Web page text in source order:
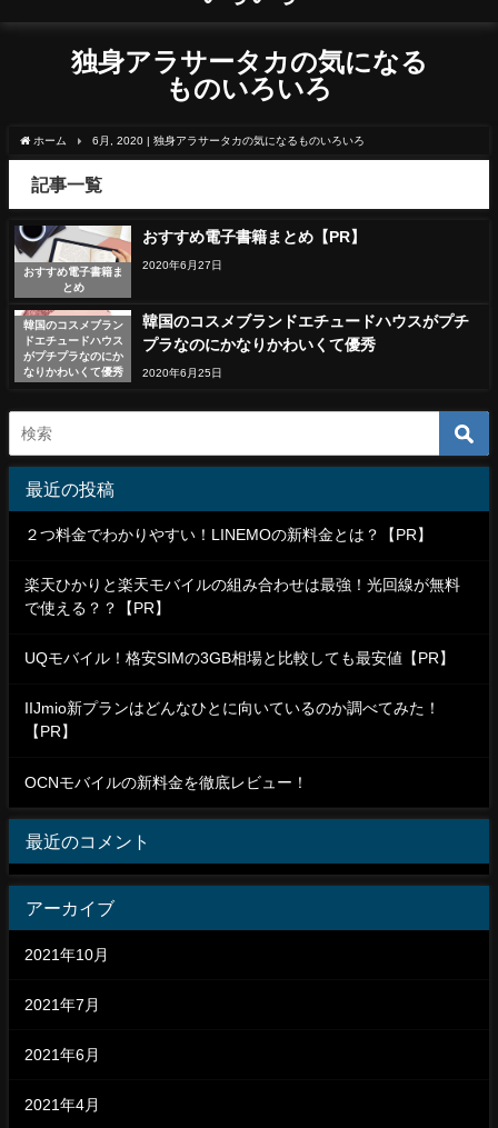
独身アラサータカの気になる
ものいろいろ
ホーム 6月, 2020 | 独身アラサータカの気になるものいろいろ
記事一覧
おすすめ電子書籍ま
とめ
おすすめ電子書籍まとめ【PR】
2020年6月27日
韓国のコスメブラン
ドエチュードハウス
がプチプラなのにか
なりかわいくて優秀
韓国のコスメブランドエチュードハウスがプチ
プラなのにかなりかわいくて優秀
2020年6月25日
最近の投稿
２つ料金でわかりやすい！LINEMOの新料金とは？【PR】
楽天ひかりと楽天モバイルの組み合わせは最強！光回線が無料
で使える？？【PR】
UQモバイル！格安SIMの3GB相場と比較しても最安値【PR】
IIJmio新プランはどんなひとに向いているのか調べてみた！
【PR】
OCNモバイルの新料金を徹底レビュー！
最近のコメント
アーカイブ
2021年10月
2021年7月
2021年6月
2021年4月